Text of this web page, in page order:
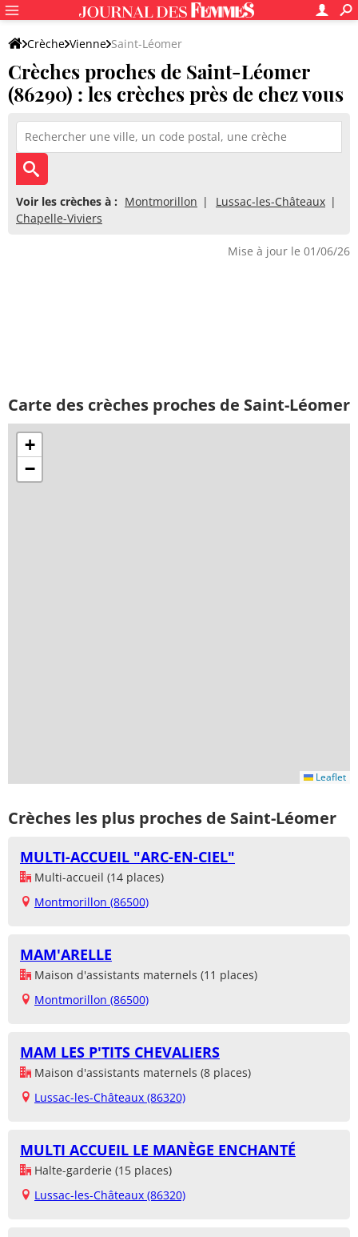
Crèche Vienne Saint-Léomer
Crèches proches de Saint-Léomer
(86290) : les crèches près de chez vous
Voir les crèches à : Montmorillon
Lussac-les-Châteaux
Chapelle-Viviers
Mise à jour le 01/06/26
Carte des crèches proches de Saint-Léomer
+
−
Leaflet
Crèches les plus proches de Saint-Léomer
MULTI-ACCUEIL "ARC-EN-CIEL"
Multi-accueil (14 places)
Montmorillon (86500)
MAM'ARELLE
Maison d'assistants maternels (11 places)
Montmorillon (86500)
MAM LES P'TITS CHEVALIERS
Maison d'assistants maternels (8 places)
Lussac-les-Châteaux (86320)
MULTI ACCUEIL LE MANÈGE ENCHANTÉ
Halte-garderie (15 places)
Lussac-les-Châteaux (86320)